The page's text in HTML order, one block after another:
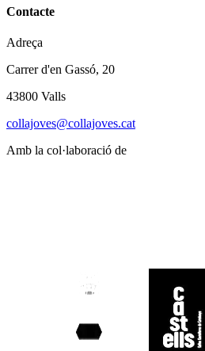
Contacte
Adreça
Carrer d'en Gassó, 20
43800 Valls
collajoves@collajoves.cat
Amb la col·laboració de